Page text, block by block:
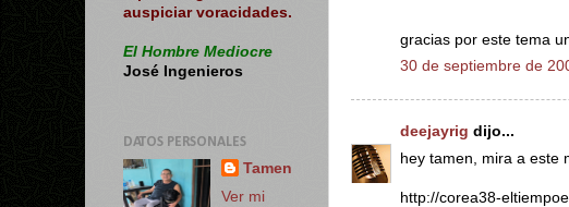
gracias por este tema
30 de septiembre de
deejayrig dijo...
hey tamen, mira a este
http://corea38-
auspiciar voracidades.
El Hombre Mediocre
José Ingenieros
DATOS PERSONALES
Tamen
Ver mi